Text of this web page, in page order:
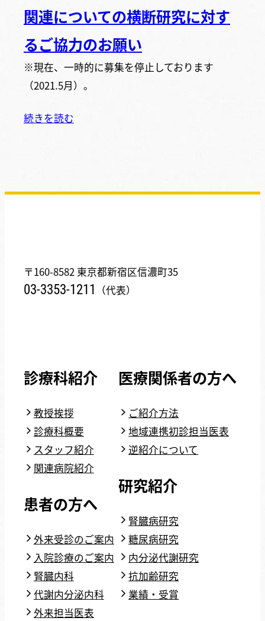
関連についての横断研究に対す
るご協力のお願い
※現在、一時的に募集を停止しております
（2021.5月）。
続きを読む
〒160-8582 東京都新宿区信濃町35
03-3353-1211 （代表）
診療科紹介
教授挨拶
診療科概要
スタッフ紹介
関連病院紹介
患者の方へ
外来受診のご案内
入院診療のご案内
腎臓内科
代謝内分泌内科
外来担当医表
医療関係者の方へ
ご紹介方法
地域連携初診担当医表
逆紹介について
研究紹介
腎臓病研究
糖尿病研究
内分泌代謝研究
抗加齢研究
業績・受賞